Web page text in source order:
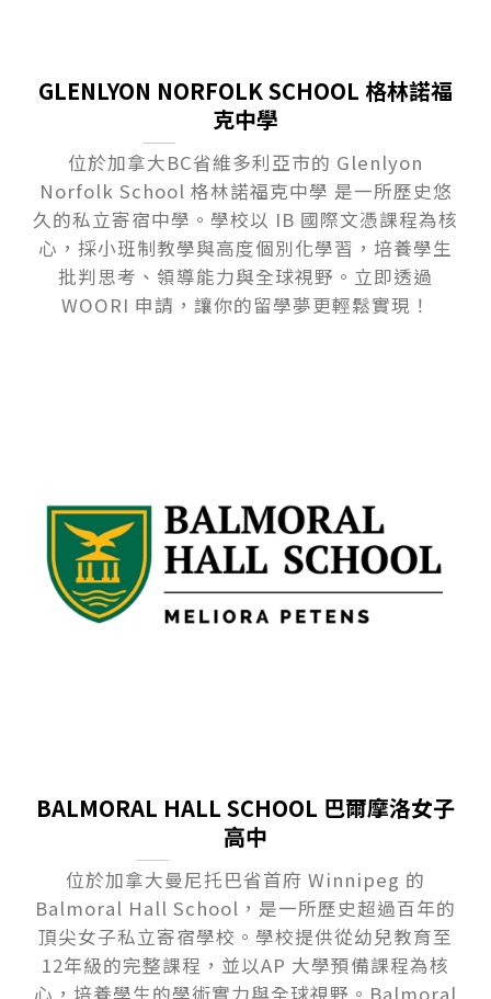
GLENLYON NORFOLK SCHOOL 格林諾福
克中學
位於加拿大BC省維多利亞市的 Glenlyon
Norfolk School 格林諾福克中學 是一所歷史悠
久的私立寄宿中學。學校以 IB 國際文憑課程為核
心，採小班制教學與高度個別化學習，培養學生
批判思考、領導能力與全球視野。立即透過
WOORI 申請，讓你的留學夢更輕鬆實現！
BALMORAL HALL SCHOOL 巴爾摩洛女子
高中
位於加拿大曼尼托巴省首府 Winnipeg 的
Balmoral Hall School，是一所歷史超過百年的
頂尖女子私立寄宿學校。學校提供從幼兒教育至
12年級的完整課程，並以AP 大學預備課程為核
心，培養學生的學術實力與全球視野。Balmoral